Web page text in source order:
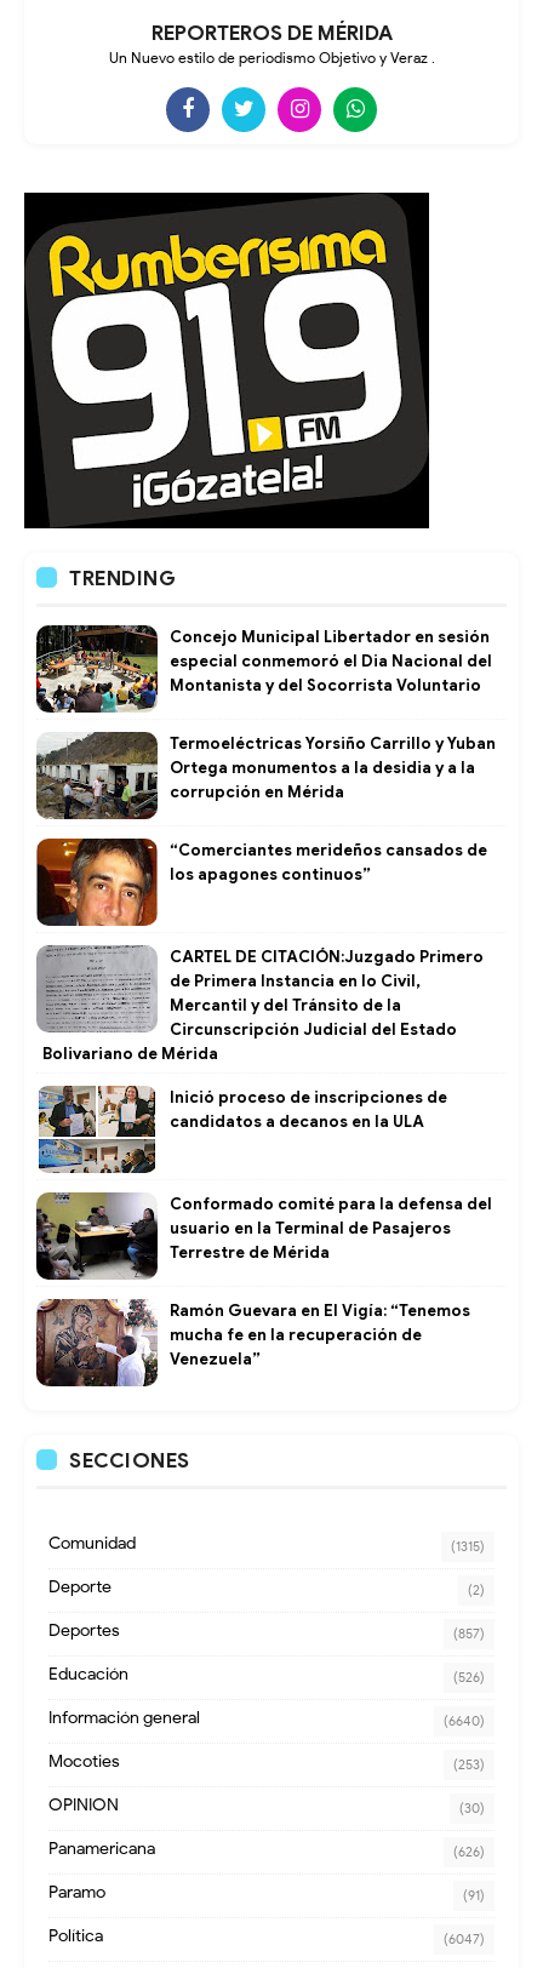
REPORTEROS DE MÉRIDA
Un Nuevo estilo de periodismo Objetivo y Veraz .
TRENDING
Concejo Municipal Libertador en sesión
especial conmemoró el Dia Nacional del
Montanista y del Socorrista Voluntario
Termoeléctricas Yorsiño Carrillo y Yuban
Ortega monumentos a la desidia y a la
corrupción en Mérida
“Comerciantes merideños cansados de
los apagones continuos”
CARTEL DE CITACIÓN:Juzgado Primero
de Primera Instancia en lo Civil,
Mercantil y del Tránsito de la
Circunscripción Judicial del Estado
Bolivariano de Mérida
Inició proceso de inscripciones de
candidatos a decanos en la ULA
Conformado comité para la defensa del
usuario en la Terminal de Pasajeros
Terrestre de Mérida
Ramón Guevara en El Vigía: “Tenemos
mucha fe en la recuperación de
Venezuela”
SECCIONES
Comunidad (1315)
Deporte (2)
Deportes (857)
Educación (526)
Información general (6640)
Mocoties (253)
OPINION (30)
Panamericana (626)
Paramo (91)
Política (6047)